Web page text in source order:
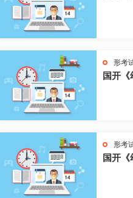
形考
国开
形考
国开